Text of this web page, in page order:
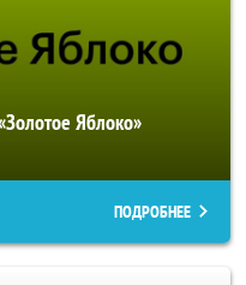
Яблоко»
ПОДРОБНЕЕ